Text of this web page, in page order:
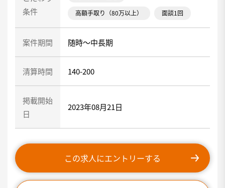
条件
高額手取り（80万以上） 面談1回
案件期間 随時～中長期
清算時間 140-200
掲載開始
日
2023年08月21日
この求人にエントリーする